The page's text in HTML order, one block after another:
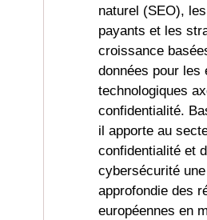
naturel (SEO),
payants et les
croissance
données pour les
technologiques
confidentialité.
il apporte au
confidentialité et
cybersécurité
approfondie des
européennes en